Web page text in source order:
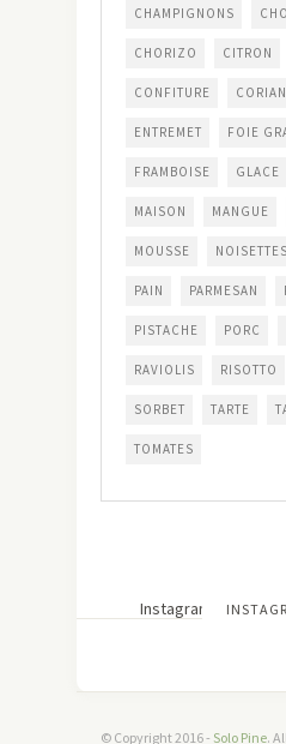
CHAMPIGNONS
CHORIZO CITRON
CONFITURE
ENTREMET FOIE
FRAMBOISE GLACE
MAISON MANGUE
MOUSSE NOISETTES
PAIN PARMESAN
PISTACHE PORC
RAVIOLIS RISOTTO
SORBET TARTE
TOMATES
Instagram has
© Copyright 2016 - Solo Pine.